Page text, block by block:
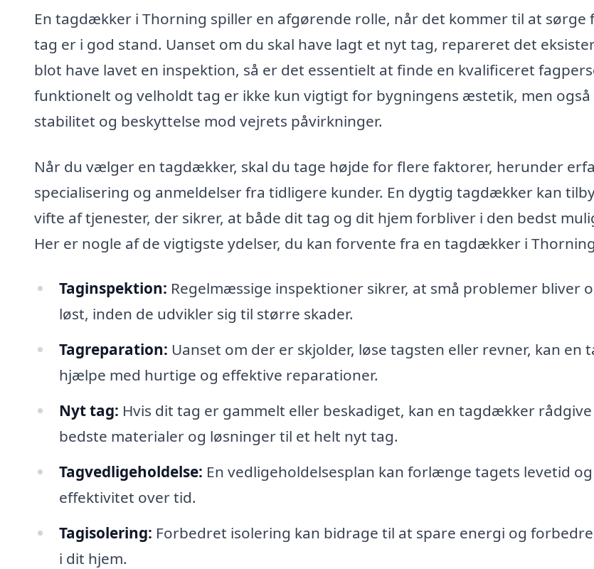
En tagdækker i Thorning spiller en afgørende rolle, når det kommer til at sørge
tag er i god stand. Uanset om du skal have lagt et nyt tag, repareret det
blot have lavet en inspektion, så er det essentielt at finde en kvalificeret
funktionelt og velholdt tag er ikke kun vigtigt for bygningens æstetik, men også
stabilitet og beskyttelse mod vejrets påvirkninger.
Når du vælger en tagdækker, skal du tage højde for flere faktorer, herunder
specialisering og anmeldelser fra tidligere kunder. En dygtig tagdækker kan
vifte af tjenester, der sikrer, at både dit tag og dit hjem forbliver i den bedst
Her er nogle af de vigtigste ydelser, du kan forvente fra en tagdækker i
Taginspektion: Regelmæssige inspektioner sikrer, at små problemer bliver
løst, inden de udvikler sig til større skader.
Tagreparation: Uanset om der er skjolder, løse tagsten eller revner, kan en
hjælpe med hurtige og effektive reparationer.
Nyt tag: Hvis dit tag er gammelt eller beskadiget, kan en tagdækker
bedste materialer og løsninger til et helt nyt tag.
Tagvedligeholdelse: En vedligeholdelsesplan kan forlænge tagets levetid
effektivitet over tid.
Tagisolering: Forbedret isolering kan bidrage til at spare energi og
i dit hjem.